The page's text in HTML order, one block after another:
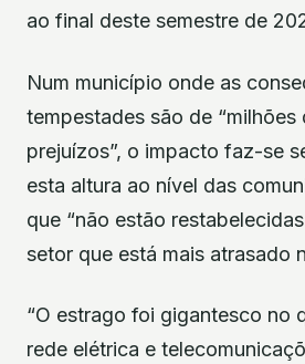
ao final deste semestre de
Num município onde as
tempestades são de “milhões
prejuízos”, o impacto faz-se
esta altura ao nível das
que “não estão
setor que está mais atrasado
“O estrago foi gigantesco no
rede elétrica e